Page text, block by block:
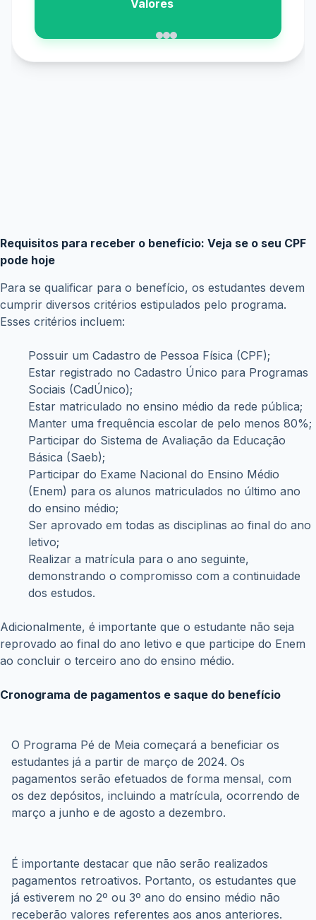
Para se qualificar para o benefício, os estudantes devem
cumprir diversos critérios estipulados pelo programa.
Esses critérios incluem:
Possuir um Cadastro de Pessoa Física (CPF);
Sociais (CadÚnico);
Estar matriculado no ensino médio da rede pública;
Manter uma frequência escolar de pelo menos 80%;
Participar do Sistema de Avaliação da Educação
Básica (Saeb);
Participar do Exame Nacional do Ensino Médio
(Enem) para os alunos matriculados no último ano
do ensino médio;
Ser aprovado em todas as disciplinas ao final do ano
letivo;
Realizar a matrícula para o ano seguinte,
demonstrando o compromisso com a continuidade
dos estudos.
Adicionalmente, é importante que o estudante não seja
ao concluir o terceiro ano do ensino médio.
Cronograma de pagamentos e saque do benefício
pagamentos serão efetuados de forma mensal, com
os dez depósitos, incluindo a matrícula, ocorrendo de
março a junho e de agosto a dezembro.
já estiverem no 2º ou 3º ano do ensino médio não
receberão valores referentes aos anos anteriores.